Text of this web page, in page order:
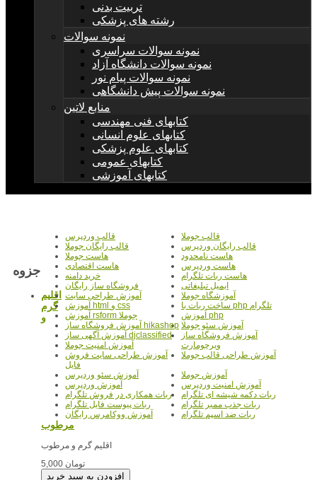
تربیت بدنی
رشته های پزشکی
نمونه سوالات
نمونه سوالات سراسری
نمونه سوالات دانشگاه آزاد
نمونه سوالات پیام نور
نمونه سوالات پیش دانشگاهی
منابع لاتین
کتابهای فنی مهندسی
کتابهای علوم انسانی
کتابهای علوم پزشکی
کتابهای عمومی
کتابهای آموزشی
قالب جوملا
قالب وردپرس
قالب رایگان وردپرس
قالب رایگان جوملا
هاست نامحدود
هاست جوملا
هاست وردپرس
هاست اقتصادی
هاست ربات تلگرام
خرید دامنه
ایمیل تبلیغاتی
فروشگاه ساز رایگان
آموزشگاه جوملا
آموزش طراحی سایت
ساخت ربات با php تلگرام
آموزش html و css
آموزش php
آموزش rsform جوملا
آموزش سئو جوملا آموزش فروشگاه ساز hikashop
آموزش فروشگاه ساز
ویرچومارت
آموزش آگهی ساز djclassified
آموزش امنیت جوملا
آموزش طراحی قالب جوملا
آموزش طراحی سایت فروش
فایل
آموزش جوملا
آموزش سئو وردپرس
آموزش امنیت وردپرس
آموزش وردپرس
ربات دکمه شیشه ای تلگرام
ربات همکاری در فروش تلگرام
ربات جذب ممبر تلگرام
ربات پیوست فایل تلگرام
ربات ضد اسپم تلگرام
آموزش ووکامرس رایگان
جزوه
اقلیم
گرم
و
مرطوب
اقلیم گرم و مرطوب
5,000 تومان